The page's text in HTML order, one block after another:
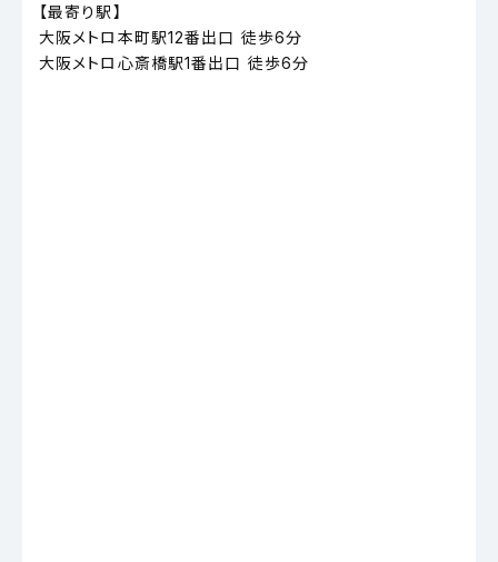
【最寄り駅】
大阪メトロ本町駅12番出口 徒歩6分
大阪メトロ心斎橋駅1番出口 徒歩6分